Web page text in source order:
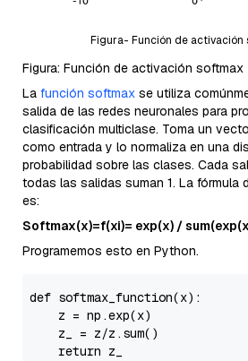
Figura- Función de activación
Figura: Función de activación softmax
La función softmax se utiliza
salida de las redes neuronales para
clasificación multiclase. Toma un
como entrada y lo normaliza en una
probabilidad sobre las clases. Cada
todas las salidas suman 1. La fórmula
es:
Softmax(x)=f(xi​)= exp(x) /
Programemos esto en Python.
def softmax_function(x) :
    z =
np.exp(x)
    z_ = z/z.
sum()
return